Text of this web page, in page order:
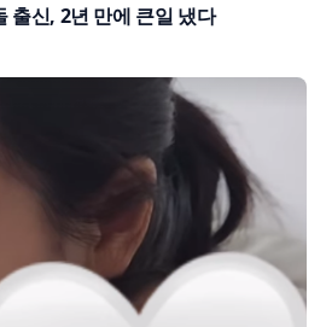
출신, 2년 만에 큰일 냈다